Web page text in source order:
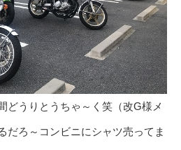
どうりとうちゃ～く笑（改G様メ
だろ～コンビニにシャツ売ってま